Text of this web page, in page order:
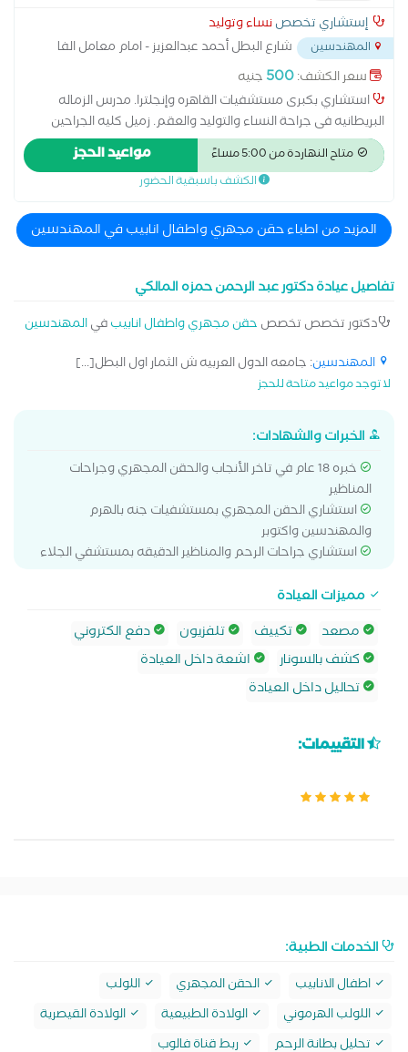
إستشاري تخصصنساء وتوليد
المهندسين
شارع البطل أحمد عبدالعزيز - امام معامل الفا
سعر الكشف:500 جنيه
استشاري بكبرى مستشفيات القاهره وإنجلترا. مدرس الزماله
البريطانيه فى جراحة النساء والتوليد والعقم. زميل كليه الجراحين
الملكيه بلندن-انجلترا. زميل الجمعيه المصريه الألمانية لجراحة
المناظير والتدخل الجراحى الدقيق.
متاح النهاردة من 5:00 مساءً مواعيد الحجز
الكشف باسبقية الحضور
المزيد من اطباء حقن مجهري واطفال انابيب في المهندسين
تفاصيل عيادة دكتور عبد الرحمن حمزه المالكي
دكتور تخصص تخصص حقن مجهري واطفال انابيبفيالمهندسين
المهندسين: جامعه الدول العربيه ش الثمار اول البطل[...]
لا توجد مواعيد متاحة للحجز
الخبرات والشهادات:
خبره 18 عام في تاخر الأنجاب والحقن المجهري وجراحات
المناظير
استشاري الحقن المجهري بمستشفيات جنه بالهرم
والمهندسين واكتوبر
استشاري جراحات الرحم والمناظير الدقيقه بمستشفي الجلاء
مميزات العيادة
مصعد
تكييف تلفزيون
دفع الكتروني
كشف بالسونار
اشعة داخل العيادة
تحاليل داخل العيادة
التقييمات:
الخدمات الطبية:
اطفال الانابيب الحقن المجهري
اللولب
اللولب الهرموني
الولادة الطبيعية
الولادة القيصرية
تحليل بطانة الرحم
ربط قناة فالوب